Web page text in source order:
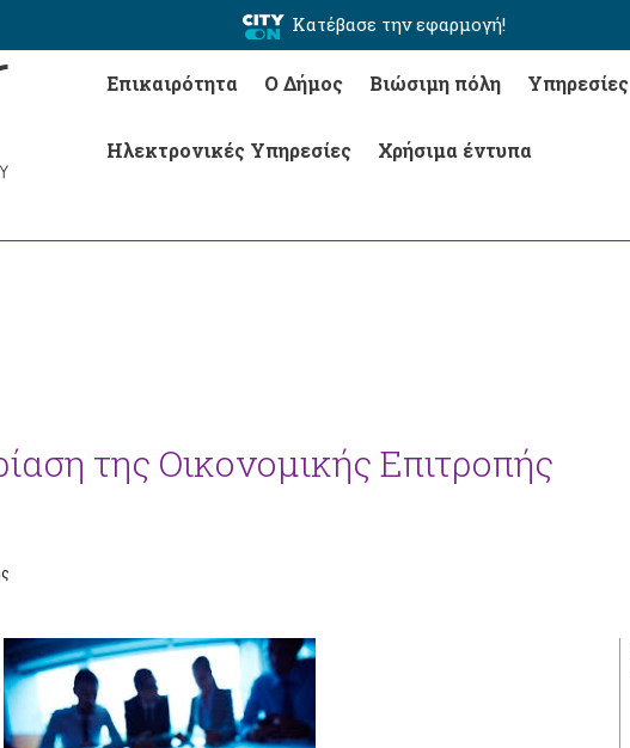
Κατέβασε την εφαρμογή!
Επικαιρότητα Ο Δήμος Βιώσιμη πόλη Υπηρεσίες
Ηλεκτρονικές Υπηρεσίες Χρήσιμα έντυπα
της Οικονομικής Επιτροπής